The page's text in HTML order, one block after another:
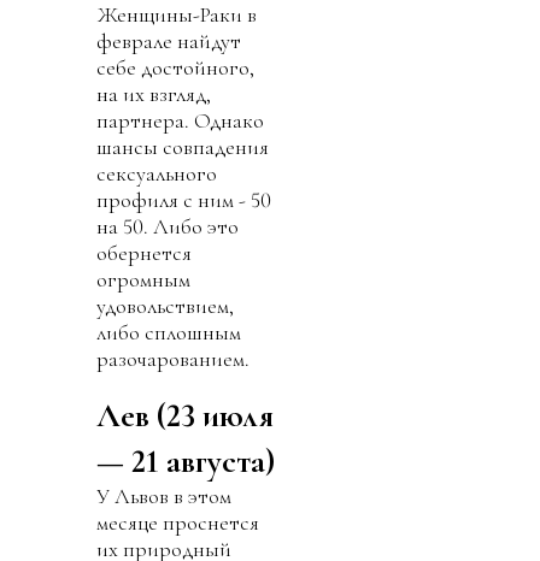
Женщины-Раки в
феврале найдут
себе достойного,
на их взгляд,
партнера. Однако
шансы совпадения
сексуального
профиля с ним - 50
на 50. Либо это
обернется
огромным
удовольствием,
либо сплошным
разочарованием.
Лев (23 июля
— 21 августа)
У Львов в этом
месяце проснется
их природный